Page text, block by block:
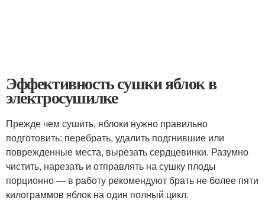
Эффективность сушки яблок в
электросушилке
Прежде чем сушить, яблоки нужно правильно
подготовить: перебрать, удалить подгнившие или
поврежденные места, вырезать сердцевинки. Разумно
чистить, нарезать и отправлять на сушку плоды
порционно — в работу рекомендуют брать не более пяти
килограммов яблок на один полный цикл.